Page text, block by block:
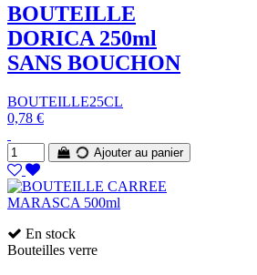
BOUTEILLE
DORICA 250ml
SANS BOUCHON
BOUTEILLE25CL
0,78 €
Ajouter au panier
En stock
Bouteilles verre